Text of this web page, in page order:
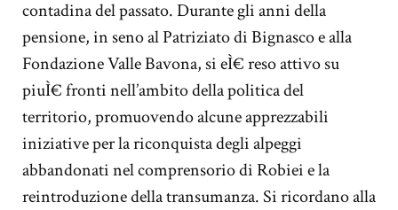
contadina del passato. Durante gli anni della
pensione, in seno al Patriziato di Bignasco e alla
Fondazione Valle Bavona, si eÌ€ reso attivo su
piuÌ€ fronti nell’ambito della politica del
territorio, promuovendo alcune apprezzabili
iniziative per la riconquista degli alpeggi
abbandonati nel comprensorio di Robiei e la
reintroduzione della transumanza. Si ricordano alla